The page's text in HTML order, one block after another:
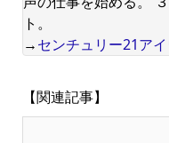
ト。
→センチュリー21ア
【関連記事】